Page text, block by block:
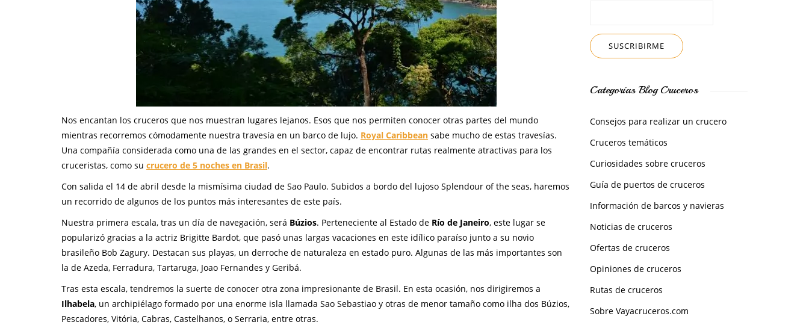
Nos encantan los cruceros que nos muestran lugares lejanos. Esos que nos permiten conocer otras partes del mundo
mientras recorremos cómodamente nuestra travesía en un barco de lujo. Royal Caribbean sabe mucho de estas travesías.
Una compañía considerada como una de las grandes en el sector, capaz de encontrar rutas realmente atractivas para los
cruceristas, como su crucero de 5 noches en Brasil.
Con salida el 14 de abril desde la mismísima ciudad de Sao Paulo. Subidos a bordo del lujoso Splendour of the seas, haremos
un recorrido de algunos de los puntos más interesantes de este país.
Nuestra primera escala, tras un día de navegación, será Búzios. Perteneciente al Estado de Río de Janeiro, este lugar se
popularizó gracias a la actriz Brigitte Bardot, que pasó unas largas vacaciones en este idílico paraíso junto a su novio
brasileño Bob Zagury. Destacan sus playas, un derroche de naturaleza en estado puro. Algunas de las más importantes son
la de Azeda, Ferradura, Tartaruga, Joao Fernandes y Geribá.
Tras esta escala, tendremos la suerte de conocer otra zona impresionante de Brasil. En esta ocasión, nos dirigiremos a
Ilhabela, un archipiélago formado por una enorme isla llamada Sao Sebastiao y otras de menor tamaño como ilha dos Búzios,
Pescadores, Vitória, Cabras, Castelhanos, o Serraria, entre otras.
Categorías Blog Cruceros
Consejos para realizar un crucero
Cruceros temáticos
Curiosidades sobre cruceros
Guía de puertos de cruceros
Información de barcos y navieras
Noticias de cruceros
Ofertas de cruceros
Opiniones de cruceros
Rutas de cruceros
Sobre Vayacruceros.com